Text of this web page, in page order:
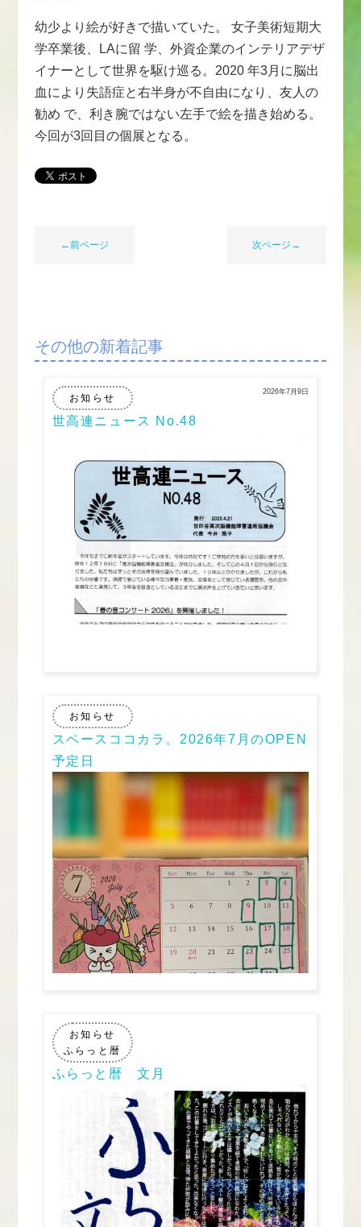
幼少より絵が好きで描いていた。 女子美術短期大
学卒業後、LAに留 学、外資企業のインテリアデザ
イナーとして世界を駆け巡る。2020 年3月に脳出
血により失語症と右半身が不自由になり、友人の
勧め で、利き腕ではない左手で絵を描き始める。
今回が3回目の個展となる。
←前ページ 次ページ→
その他の新着記事
お知らせ
2026年7月9日
世高連ニュース No.48
お知らせ
スペースココカラ。2026年7月のOPEN
予定日
お知らせ
ふらっと暦
ふらっと暦 文月